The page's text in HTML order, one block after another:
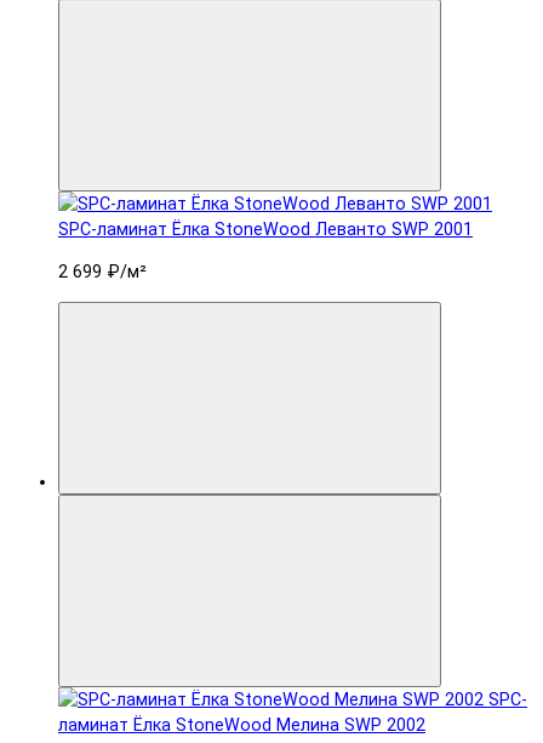
SPC-ламинат Ëлка StoneWood Леванто SWP 2001
2 699 ₽/м²
SPC-
ламинат Ëлка StoneWood Мелина SWP 2002